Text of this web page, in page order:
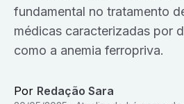
fundamental no tratamento
médicas caracterizadas por
como a anemia ferropriva.
Por Redação Sara